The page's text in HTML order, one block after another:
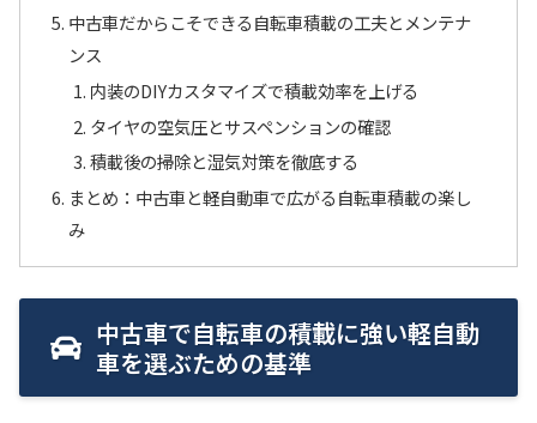
中古車だからこそできる自転車積載の工夫とメンテナ
ンス
内装のDIYカスタマイズで積載効率を上げる
タイヤの空気圧とサスペンションの確認
積載後の掃除と湿気対策を徹底する
まとめ：中古車と軽自動車で広がる自転車積載の楽し
み
中古車で自転車の積載に強い軽自動
車を選ぶための基準